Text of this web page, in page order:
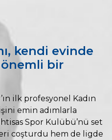
kendi evinde
önemli bir
ilk profesyonel Kadın
emin adımlarla
Spor Kulübü’nü set
coşturdu hem de ligde